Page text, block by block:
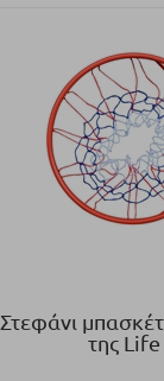
Στεφάνι
της